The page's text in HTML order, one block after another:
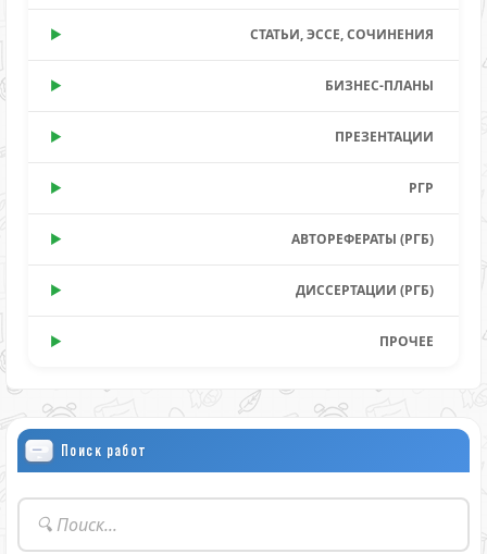
СТАТЬИ, ЭССЕ, СОЧИНЕНИЯ
БИЗНЕС-ПЛАНЫ
ПРЕЗЕНТАЦИИ
РГР
АВТОРЕФЕРАТЫ (РГБ)
ДИССЕРТАЦИИ (РГБ)
ПРОЧЕЕ
Поиск работ